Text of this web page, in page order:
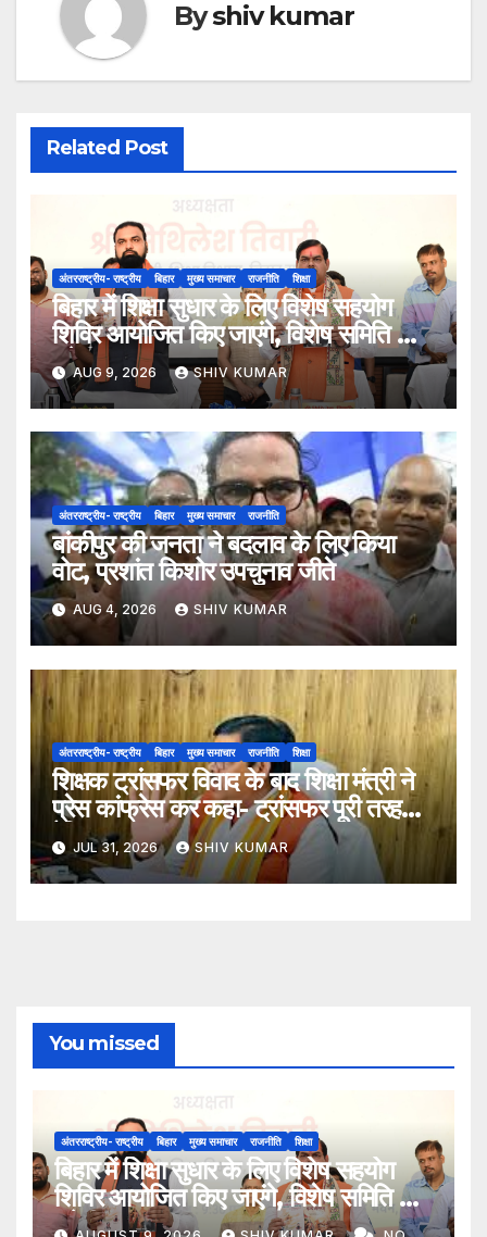
Byshiv kumar
Related Post
अंतरराष्ट्रीय- राष्ट्रीय बिहार मुख्य समाचार राजनीति शिक्षा
बिहार में शिक्षा सुधार के लिए विशेष सहयोग
शिविर आयोजित किए जाएंगे, विशेष समिति भी
बनेगी
AUG 9, 2026 SHIV KUMAR
अंतरराष्ट्रीय- राष्ट्रीय बिहार मुख्य समाचार राजनीति
बांकीपुर की जनता ने बदलाव के लिए किया
वोट, प्रशांत किशोर उपचुनाव जीते
AUG 4, 2026 SHIV KUMAR
अंतरराष्ट्रीय- राष्ट्रीय बिहार मुख्य समाचार राजनीति शिक्षा
शिक्षक ट्रांसफर विवाद के बाद शिक्षा मंत्री ने
प्रेस कांफ्रेस कर कहा- ट्रांसफर पूरी तरह
ऐच्छिक
JUL 31, 2026 SHIV KUMAR
You missed
अंतरराष्ट्रीय- राष्ट्रीय बिहार मुख्य समाचार राजनीति शिक्षा
बिहार में शिक्षा सुधार के लिए विशेष सहयोग
शिविर आयोजित किए जाएंगे, विशेष समिति भी
बनेगी